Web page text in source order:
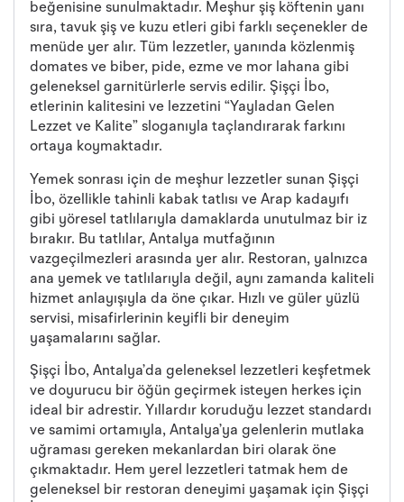
beğenisine sunulmaktadır. Meşhur şiş köftenin yanı
sıra, tavuk şiş ve kuzu etleri gibi farklı seçenekler de
menüde yer alır. Tüm lezzetler, yanında közlenmiş
domates ve biber, pide, ezme ve mor lahana gibi
geleneksel garnitürlerle servis edilir. Şişçi İbo,
etlerinin kalitesini ve lezzetini “Yayladan Gelen
Lezzet ve Kalite” sloganıyla taçlandırarak farkını
ortaya koymaktadır.
Yemek sonrası için de meşhur lezzetler sunan Şişçi
İbo, özellikle tahinli kabak tatlısı ve Arap kadayıfı
gibi yöresel tatlılarıyla damaklarda unutulmaz bir iz
bırakır. Bu tatlılar, Antalya mutfağının
vazgeçilmezleri arasında yer alır. Restoran, yalnızca
ana yemek ve tatlılarıyla değil, aynı zamanda kaliteli
hizmet anlayışıyla da öne çıkar. Hızlı ve güler yüzlü
servisi, misafirlerinin keyifli bir deneyim
yaşamalarını sağlar.
Şişçi İbo, Antalya’da geleneksel lezzetleri keşfetmek
ve doyurucu bir öğün geçirmek isteyen herkes için
ideal bir adrestir. Yıllardır koruduğu lezzet standardı
ve samimi ortamıyla, Antalya’ya gelenlerin mutlaka
uğraması gereken mekanlardan biri olarak öne
çıkmaktadır. Hem yerel lezzetleri tatmak hem de
geleneksel bir restoran deneyimi yaşamak için Şişçi